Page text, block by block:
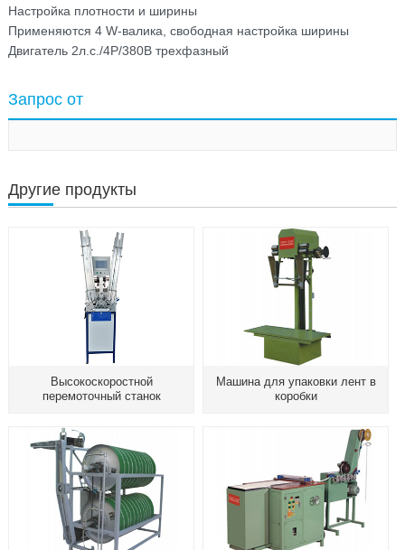
Настройка плотности и ширины
Применяются 4 W-валика, свободная настройка ширины
Двигатель 2л.с./4P/380В трехфазный
Запрос от
Другие продукты
Высокоскоростной
перемоточный станок
Машина для упаковки лент в
коробки